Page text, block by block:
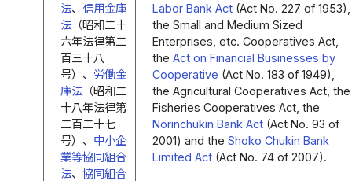
法、 信用金庫
法（昭和二十
六年法律第二
百三十八
号）、 労働金
庫法（昭和二
十八年法律第
二百二十七
号）、 中小企
業等協同組合
法、協同組合
Labor Bank Act (Act No. 227 of 1953),
the Small and Medium Sized
Enterprises, etc. Cooperatives Act,
theAct on Financial Businesses by
Cooperative (Act No. 183 of 1949),
the Agricultural Cooperatives Act, the
Fisheries Cooperatives Act, the
Norinchukin Bank Act (Act No. 93 of
2001) and theShoko Chukin Bank
Limited Act (Act No. 74 of 2007).